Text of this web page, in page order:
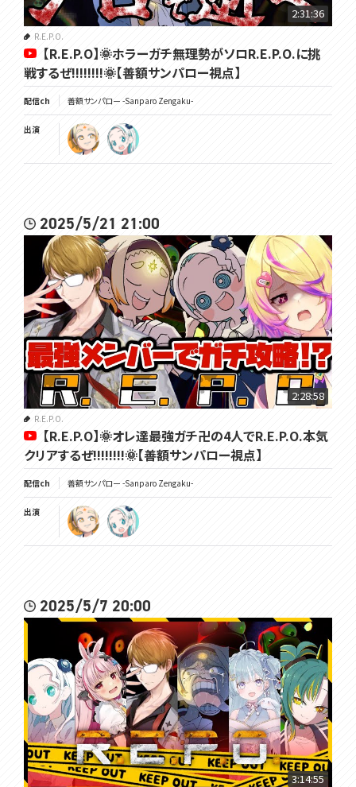
2:31:36
R.E.P.O.
【R.E.P.O】🌞ホラーガチ無理勢がソロR.E.P.O.に挑
戦するぜ!!!!!!!!🌞【善額サンパロー視点】
配信ch 善額サンパロー -Sanparo Zengaku-
出演
2025/5/21 21:00
2:28:58
R.E.P.O.
【R.E.P.O】🌞オレ達最強ガチ卍の4人でR.E.P.O.本気
クリアするぜ!!!!!!!!🌞【善額サンパロー視点】
配信ch 善額サンパロー -Sanparo Zengaku-
出演
2025/5/7 20:00
3:14:55